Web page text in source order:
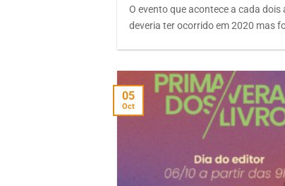
O evento que acontece a cada dois
deveria ter ocorrido em 2020 mas
05
Oct